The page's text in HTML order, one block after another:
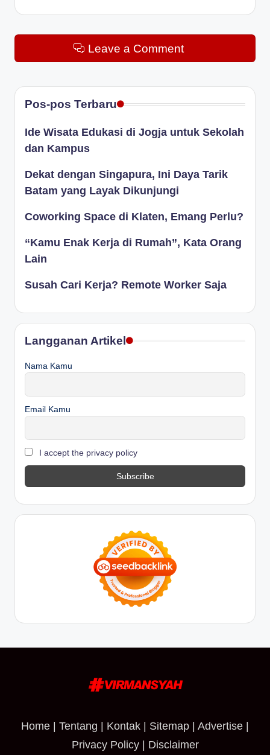
Leave a Comment
Pos-pos Terbaru
Ide Wisata Edukasi di Jogja untuk Sekolah
dan Kampus
Dekat dengan Singapura, Ini Daya Tarik
Batam yang Layak Dikunjungi
Coworking Space di Klaten, Emang Perlu?
“Kamu Enak Kerja di Rumah”, Kata Orang
Lain
Susah Cari Kerja? Remote Worker Saja
Langganan Artikel
Nama Kamu
Email Kamu
I accept the privacy policy
Home | Tentang | Kontak | Sitemap | Advertise |
Privacy Policy| Disclaimer